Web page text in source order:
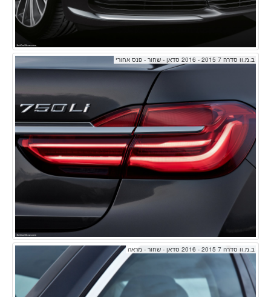
ב.מ.וו סדרה 7 2015 - 2016 סדאן - שחור - פנס אחורי
ב.מ.וו סדרה 7 2015 - 2016 סדאן - שחור - מראה